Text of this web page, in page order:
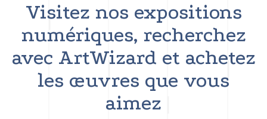
Visitez nos expositions
numériques, recherchez
avec ArtWizard et achetez
les œuvres que vous
aimez